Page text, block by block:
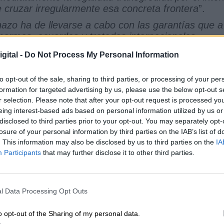
- Do Not Process My Personal Information
opt-out of the sale, sharing to third parties, or processing of your
for targeted advertising by us, please use the below opt-out
selection. Please note that after your opt-out request is processed
interest-based ads based on personal information utilized by us
to third parties prior to your opt-out. You may separately
of your personal information by third parties on the IAB’s list of
This information may also be disclosed by us to third parties on the
Participants that may further disclose it to other third parties.
Data Processing Opt Outs
opt-out of the Sharing of my personal data.
irregularmente esa concreta frontera”.
ha de llevarse a cabo con las garantías que a
acuerdos y tratados internacionales
y efectivos los procedimientos de entrada legal
hecho hincapié en que“los Cuerpos y Fuerzas
a las categorías de personas
que ha mencionado los menores de edad, las
las entradas siempre que sean
y cumpliendo con las obligaciones
muy polémicos que han sido apoyados por el
espontáneas contra las Cortes
a evitar que la perturbación grave de la seguridad
ante las Cortes impida el normal
sus distintas formas y composiciones o